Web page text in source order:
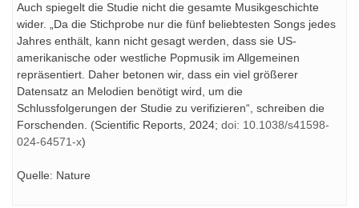
Auch spiegelt die Studie nicht die gesamte Musikgeschichte
wider. „Da die Stichprobe nur die fünf beliebtesten Songs jedes
Jahres enthält, kann nicht gesagt werden, dass sie US-
amerikanische oder westliche Popmusik im Allgemeinen
repräsentiert. Daher betonen wir, dass ein viel größerer
Datensatz an Melodien benötigt wird, um die
Schlussfolgerungen der Studie zu verifizieren“, schreiben die
Forschenden. (Scientific Reports, 2024; doi: 10.1038/s41598-
024-64571-x)
Quelle: Nature